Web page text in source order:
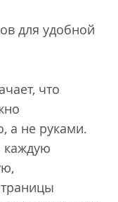
для удобной
что
а не руками.
каждую